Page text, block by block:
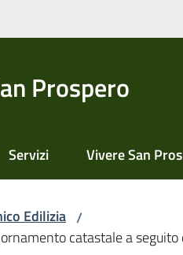
Prospero
Servizi Vivere San
Edilizia /
catastale a